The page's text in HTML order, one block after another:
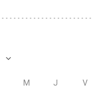
M J V